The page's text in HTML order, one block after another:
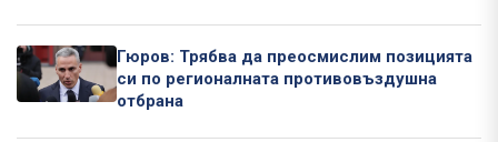
Гюров: Трябва да преосмислим позицията
си по регионалната противовъздушна
отбрана